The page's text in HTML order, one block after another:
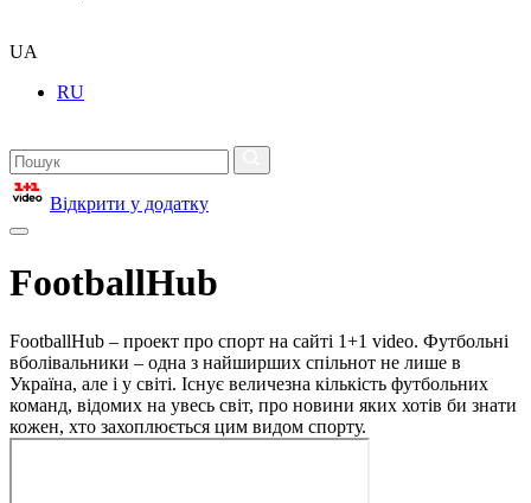
UA
RU
Відкрити у додатку
FootballHub
FootballHub – проект про спорт на сайті 1+1 video. Футбольні
вболівальники – одна з найширших спільнот не лише в
Україна, але і у світі. Існує величезна кількість футбольних
команд, відомих на увесь світ, про новини яких хотів би знати
кожен, хто захоплюється цим видом спорту.